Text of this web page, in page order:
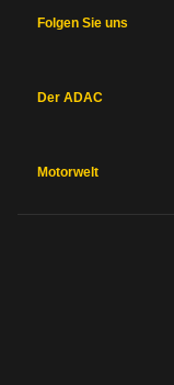
Folgen Sie uns
Der ADAC
Motorwelt